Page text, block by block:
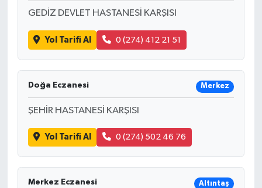
GEDİZ DEVLET HASTANESİ KARŞISI
Yol Tarifi Al 0 (274) 412 21 51
Doğa Eczanesi Merkez
ŞEHİR HASTANESİ KARŞISI
Yol Tarifi Al 0 (274) 502 46 76
Merkez Eczanesi Altıntaş